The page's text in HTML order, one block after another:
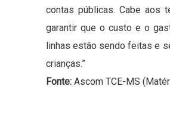
contas públicas. Cabe aos
garantir que o custo e o
linhas estão sendo feitas e
crianças.”
Fonte: Ascom TCE-MS